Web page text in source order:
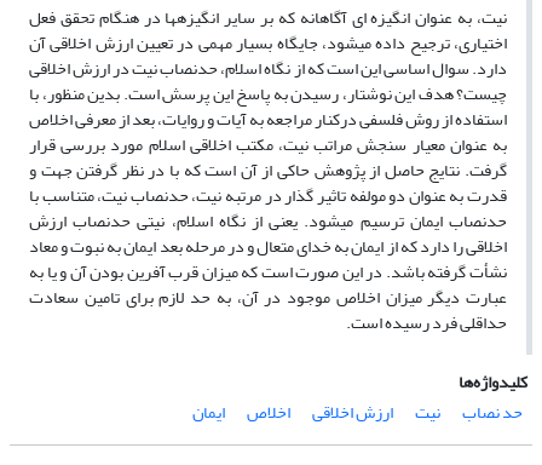
نیت، به عنوان انگیزه ای آگاهانه که بر سایر انگیزه‎ها در هنگام تحقق فعل
اختیاری، ترجیح داده می‎شود، جایگاه بسیار مهمی در تعیین ارزش اخلاقی آن
دارد. سوال اساسی این است که از نگاه اسلام، حدنصاب نیت در ارزش اخلاقی
چیست؟ هدف این نوشتار، رسیدن به پاسخ این پرسش است. بدین منظور، با
استفاده از روش فلسفی درکنار مراجعه به آیات و روایات، بعد از معرفی اخلاص
به عنوان معیار سنجش مراتب نیت، مکتب اخلاقی اسلام مورد بررسی قرار
گرفت. نتایج حاصل از پژوهش حاکی از آن است که با در نظر گرفتن جهت و
قدرت به عنوان دو مولفه تاثیر گذار در مرتبه نیت، حدنصاب نیت، متناسب با
حدنصاب ایمان ترسیم می‎شود. یعنی از نگاه اسلام، نیتی حدنصاب ارزش
اخلاقی را دارد که از ایمان به خدای متعال و در مرحله بعد ایمان به نبوت و معاد
نشأت گرفته باشد. در این صورت است که میزان قرب آفرین بودن آن و یا به
عبارت دیگر میزان اخلاص موجود در آن، به حد لازم برای تامین سعادت
حداقلی فرد رسیده است.
کلیدواژه‌ها
حد نصاب
نیت ارزش اخلاقی اخلاص ایمان